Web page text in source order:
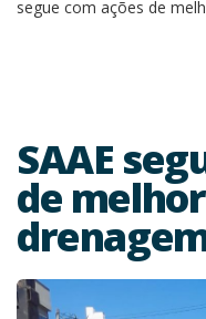
segue com ações de
SAAE
de